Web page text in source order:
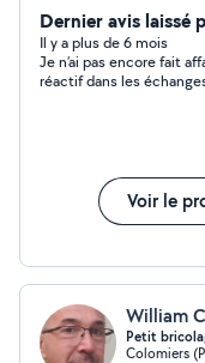
et de jardinage Je
Dernier avis laissé
Il y a plus de 6 mois
Je n’ai pas encore fait
réactif dans les
Voir le
William
Petit
Colomiers